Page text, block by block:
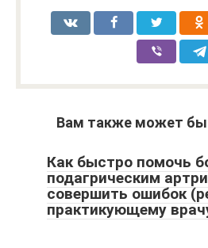
Вам также может
Как быстро помочь
подагрическим
совершить ошибок
практикующему